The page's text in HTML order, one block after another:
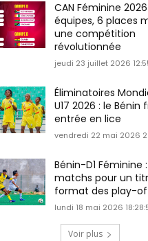
CAN Féminine 2026
équipes, 6 places
une compétition
révolutionnée
jeudi 23 juillet 2026
Éliminatoires
U17 2026 : le Bénin
entrée en lice
vendredi 22 mai 2026
Bénin-D1 Féminine
matchs pour un
format des play-
lundi 18 mai 2026
Voir plus